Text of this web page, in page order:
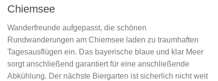
Chiemsee
Wanderfreunde aufgepasst, die schönen
Rundwanderungen am Chiemsee laden zu traumhaften
Tagesausflügen ein. Das bayerische blaue und klar Meer
sorgt anschließend garantiert für eine anschließende
Abkühlung. Der nächste Biergarten ist sicherlich nicht weit